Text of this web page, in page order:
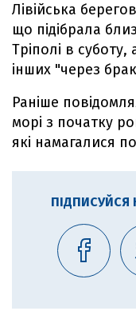
Лівійська
що підібрала
Тріполі в
інших "через
Раніше
морі з початку
які намагалися
ПІДПИСУЙСЯ